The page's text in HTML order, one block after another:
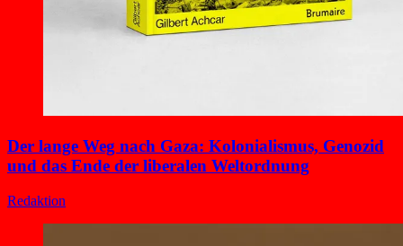
Der lange Weg nach Gaza: Kolonialismus, Genozid
und das Ende der liberalen Weltordnung
Redaktion